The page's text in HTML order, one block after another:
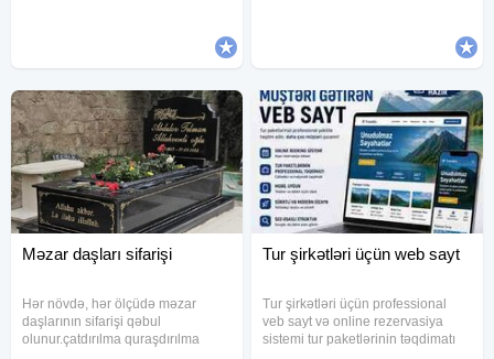
Məzar daşları sifarişi
Hər növdə, hər ölçüdə məzar
daşlarının sifarişi qəbul
olunur.çatdırılma quraşdırılma
Tur şirkətləri üçün web sayt
Tur şirkətləri üçün professional
veb sayt və online rezervasiya
sistemi tur paketlərinin təqdimatı